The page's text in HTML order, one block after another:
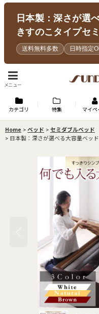
日本製：深さが選
きすのこタイプセ
送料無料多数 日時指定
メニュー
カテゴリ 特集 マイペ
Home > ベッド > セミダブルベッド
> 日本製：深さが選べる大容量ベッ